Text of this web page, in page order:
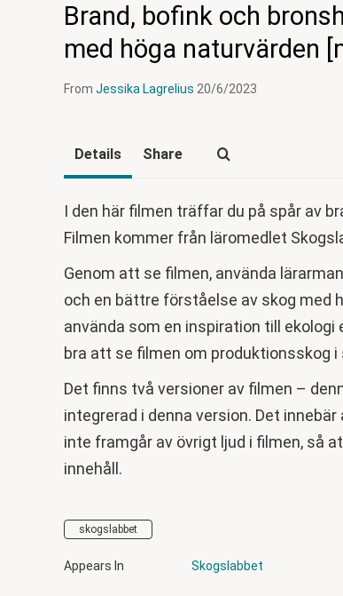
Brand, bofink och
med höga naturvärden
From Jessika Lagrelius 20/6/2023
Details Share
I den här filmen träffar du på spår av
Filmen kommer från läromedlet
Genom att se filmen, använda
och en bättre förståelse av skog med
använda som en inspiration till
bra att se filmen om produktionsskog
Det finns två versioner av filmen –
integrerad i denna version. Det
inte framgår av övrigt ljud i filmen, så
innehåll.
skogslabbet
Appears In Skogslabbet